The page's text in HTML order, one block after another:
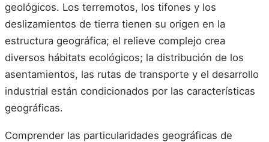
geológicos. Los terremotos, los tifones y los
deslizamientos de tierra tienen su origen en la
estructura geográfica; el relieve complejo crea
diversos hábitats ecológicos; la distribución de los
asentamientos, las rutas de transporte y el desarrollo
industrial están condicionados por las características
geográficas.
Comprender las particularidades geográficas de